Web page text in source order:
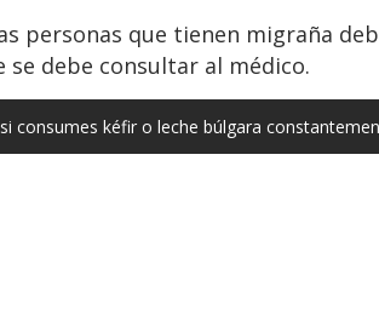
personas que tienen migraña
debe consultar al médico.
consumes kéfir o leche búlgara